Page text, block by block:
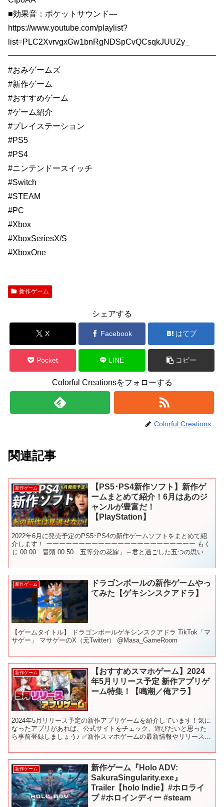
■効果音：ポケットサウンド—
https://www.youtube.com/playlist?
list=PLC2XvrvgxGw1bnRgNDSpCvQCsqkJUUZy_
━━━━━━━━━━━━━━━━━━━━━━━━━━
#おみゲームズ
#新作ゲーム
#おすすめゲーム
#ゲーム紹介
#プレイステーション
#PS5
#PS4
#ニンテンドースイッチ
#Switch
#STEAM
#PC
#Xbox
#XboxSeriesX/S
#XboxOne
新作ゲーム
シェアする
X Facebook はてブ
Pocket LINE コピー
Colorful Creationsをフォローする
Colorful Creations
関連記事
新作ゲーム
【PS5･PS4新作ソフト】新作ゲ
ームまとめて紹介！6月はあのジ
ャンルが豊富だ！
【PlayStation】
2022年6月に発売予定のPS5･PS4の新作ゲームソフトをまとめて紹
介します！ ーーーーーーーーーーーーーーーーーーーーーーー もく
じ 00:00 冒頭 00:50 五等分の花嫁」～君と過ごした五つの思い出
新作ゲーム
ドラゴンボールの新作ゲームやっ
てみた【ゲキシンスクアドラ】
【ゲームタイトル】 ドラゴンボールゲキシンスクアドラ TikTok「マ
サゲー」 マサゲーのX（元Twitter） @Masa_GameRoom
新作ゲーム
【おすすめスマホゲーム】2024
年5月リリース予定 新作アプリゲ
ーム特集！【鳴潮／俺アラ】
2024年5月リリース予定の新作アプリゲームを紹介しています！気に
なったアプリがあれば、公式サイトをチェック、遊びたいと思った
ら事前登録しましょう♪ ✅新作スマホゲームの最新情報やリリース日
新作ゲーム
新作ゲーム『Holo ADV:
SakuraSingularity.exe』
Trailer【holo Indie】#ホロライ
ブ #ホロインディー #steam